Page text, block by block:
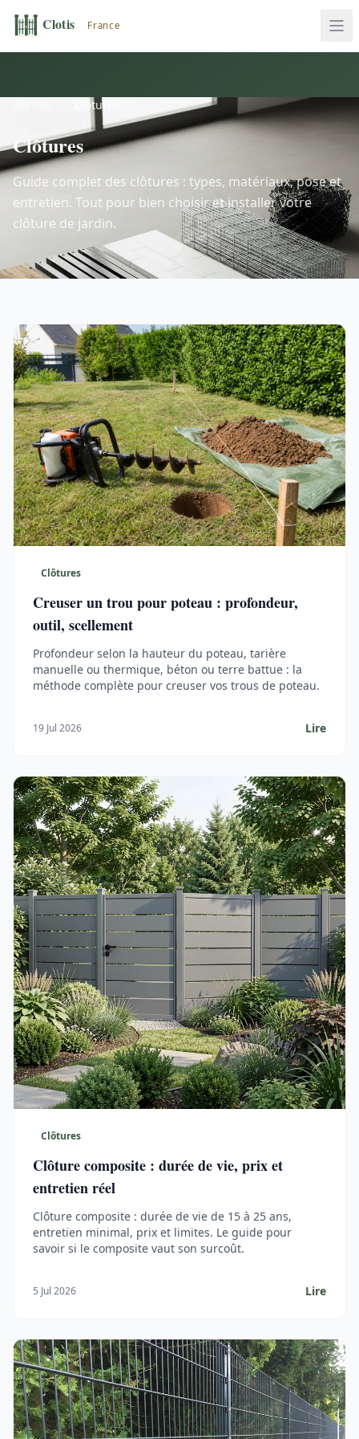
Clôtures
Clôtures
Guide complet des clôtures : types, matériaux, pose et
entretien. Tout pour bien choisir et installer votre
clôture de jardin.
Clôtures
Creuser un trou pour poteau : profondeur,
outil, scellement
Profondeur selon la hauteur du poteau, tarière
manuelle ou thermique, béton ou terre battue : la
méthode complète pour creuser vos trous de poteau.
19 Jul 2026 Lire
Clôtures
Clôture composite : durée de vie, prix et
entretien réel
Clôture composite : durée de vie de 15 à 25 ans,
entretien minimal, prix et limites. Le guide pour
savoir si le composite vaut son surcoût.
5 Jul 2026 Lire